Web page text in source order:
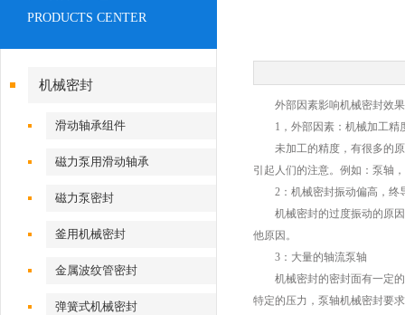
PRODUCTS CENTER
机械密封
滑动轴承组件
磁力泵用滑动轴承
磁力泵密封
釜用机械密封
金属波纹管密封
弹簧式机械密封
外部因素影响机械密封效
1，外部因素：机械加工精
未加工的精度，有很多的原
引起人们的注意。例如：泵轴
2：机械密封振动偏高，终
机械密封的过度振动的原因
他原因。
3：大量的轴流泵轴
机械密封的密封面有一定的
特定的压力，泵轴机械密封要